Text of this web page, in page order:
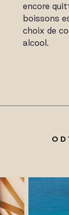
encore
boissons
choix de
alcool.